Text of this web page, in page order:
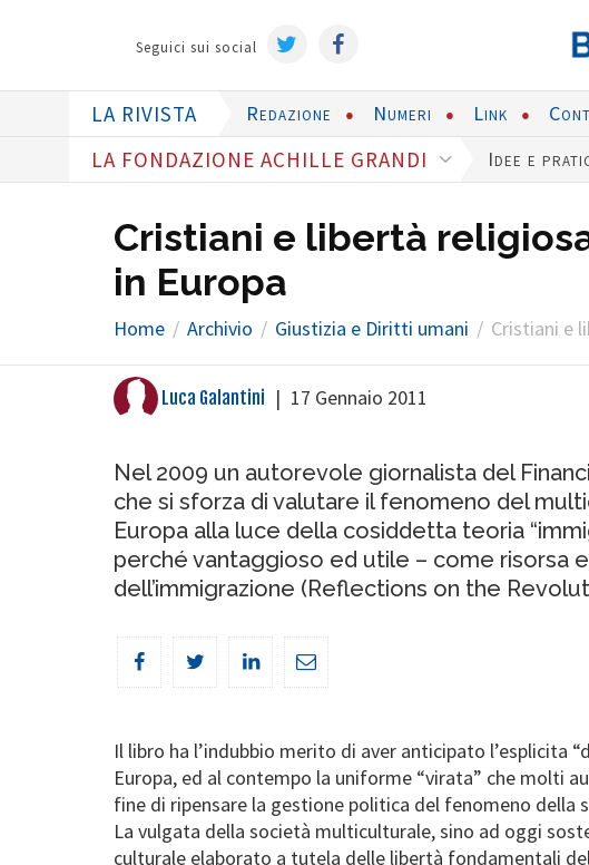
Seguici sui social
LA RIVISTA Redazione Numeri Link
LA FONDAZIONE ACHILLE GRANDI Idee e
Cristiani e libertà
in Europa
Home Archivio Giustizia e Diritti umani Cristiani e
Luca Galantini | 17 Gennaio 2011
Nel 2009 un autorevole giornalista del
che si sforza di valutare il fenomeno del
Europa alla luce della cosiddetta teoria
perché vantaggioso ed utile – come risorsa
dell’immigrazione (Reflections on the
Il libro ha l’indubbio merito di aver anticipato
Europa, ed al contempo la uniforme “virata” che molti
fine di ripensare la gestione politica del fenomeno
La vulgata della società multiculturale, sino ad oggi
culturale elaborato a tutela delle libertà fondamentali